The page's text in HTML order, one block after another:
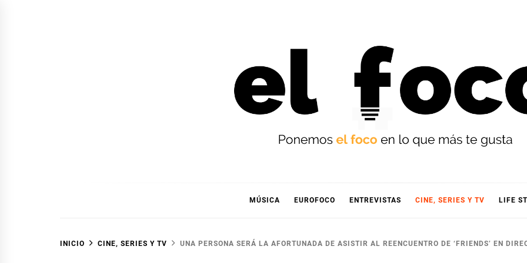
EL FOCO
MÚSICA EUROFOCO ENTREVISTAS CINE, SERIES Y TV LIFE
INICIO CINE, SERIES Y TV UNA PERSONA SERÁ LA AFORTUNADA DE ASISTIR AL REENCUENTRO DE ‘FRIENDS’ EN